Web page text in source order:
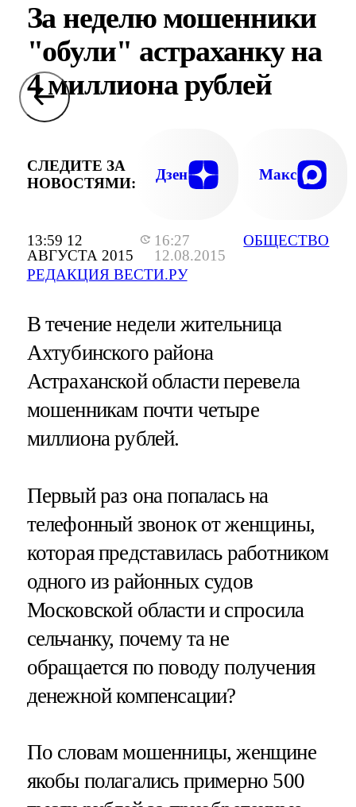
13:59 12
АВГУСТА 2015
16:27
12.08.2015
РЕДАКЦИЯ ВЕСТИ.РУ
ОБЩЕСТВО
За неделю мошенники
"обули" астраханку на
4 миллиона рублей
СЛЕДИТЕ ЗА
НОВОСТЯМИ:
Дзен Макс
В течение недели жительница
Ахтубинского района
Астраханской области перевела
мошенникам почти четыре
миллиона рублей.
Первый раз она попалась на
телефонный звонок от женщины,
которая представилась работником
одного из районных судов
Московской области и спросила
сельчанку, почему та не
обращается по поводу получения
денежной компенсации?
По словам мошенницы, женщине
якобы полагались примерно 500